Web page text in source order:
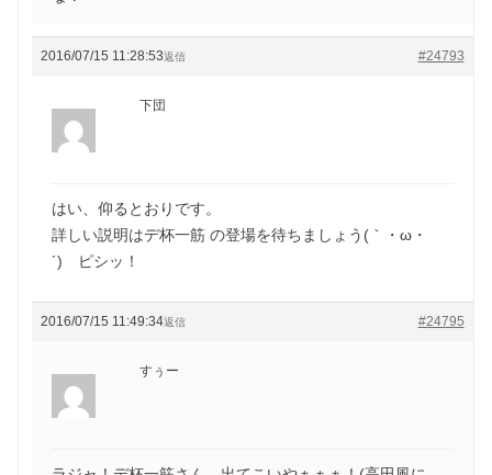
2016/07/15 11:28:53 #24793
返信
下団
はい、仰るとおりです。
詳しい説明はデ杯一筋 の登場を待ちましょう(｀・ω・
´)ゞピシッ！
2016/07/15 11:49:34 #24795
返信
すぅー